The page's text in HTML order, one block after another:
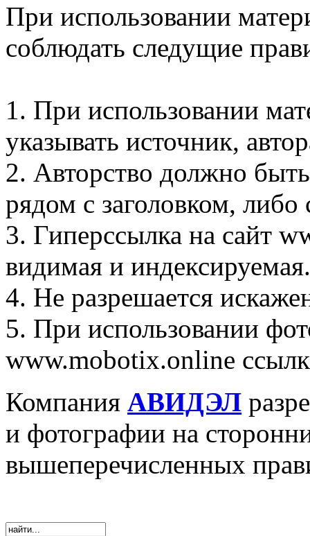
При использовании
соблюдать следущие
1. При использовании
указывать источник,
2. Авторство должно
рядом с заголовком, либо
3. Гиперссылка на сайт
видимая и индексируемая.
4. Не разрешается
5. При использовании
www.mobotix.online
Компания АВИДЭЛ
и фотографии на
вышеперечисленных